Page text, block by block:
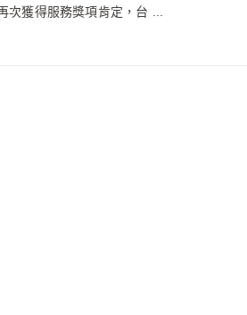
次獲得服務獎項肯定，台 ...